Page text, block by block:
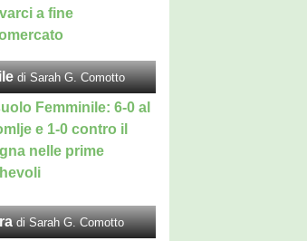
a fine
di Sarah G. Comotto
Femminile: 6-0 al
e 1-0 contro il
nelle prime
di Sarah G. Comotto